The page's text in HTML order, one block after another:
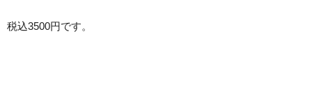
税込3500円です。